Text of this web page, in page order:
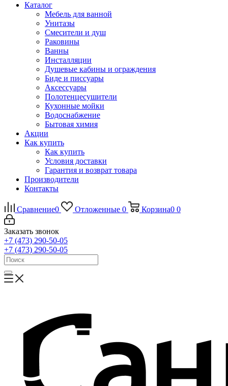
Каталог
Мебель для ванной
Унитазы
Смесители и душ
Раковины
Ванны
Инсталляции
Душевые кабины и ограждения
Биде и писсуары
Аксессуары
Полотенцесушители
Кухонные мойки
Водоснабжение
Бытовая химия
Акции
Как купить
Как купить
Условия доставки
Гарантия и возврат товара
Производители
Контакты
Сравнение0 Отложенные 0 Корзина0 0
Заказать звонок
+7 (473) 290-50-05
+7 (473) 290-50-05